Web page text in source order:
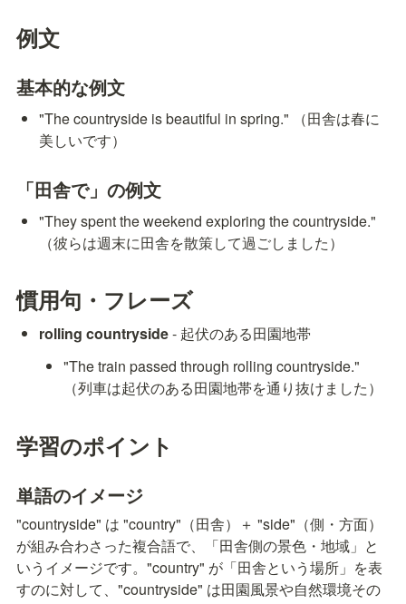
例文
基本的な例文
"The countryside is beautiful in spring." （田舎は春に
美しいです）
「田舎で」の例文
"They spent the weekend exploring the countryside."
（彼らは週末に田舎を散策して過ごしました）
慣用句・フレーズ
rolling countryside - 起伏のある田園地帯
"The train passed through rolling countryside."
（列車は起伏のある田園地帯を通り抜けました）
学習のポイント
単語のイメージ
"countryside" は "country"（田舎）＋ "side"（側・方面）
が組み合わさった複合語で、「田舎側の景色・地域」と
いうイメージです。"country" が「田舎という場所」を表
すのに対して、"countryside" は田園風景や自然環境その